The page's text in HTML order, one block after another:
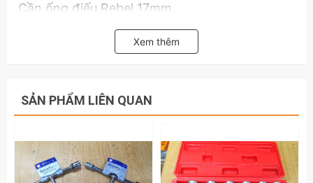
Cần ống điếu Rebel 17mm,
Cần ống điếu Rebel 19mm,
Đầu lục giác 6 cạnh
tin chi tiết sản phẩm cần điếu Rebel 8mm
9mm 10mm 11mm 12mm 13mm 14mm 15mm
Xem thêm
SẢN PHẨM LIÊN QUAN